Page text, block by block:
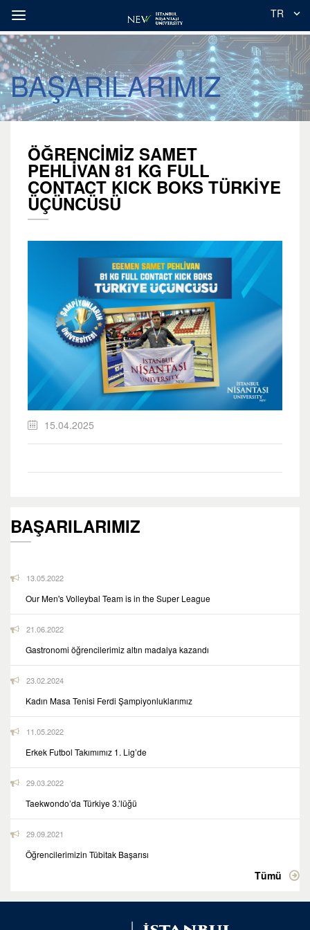
TR
BAŞARILARIMIZ
ÖĞRENCİMİZ SAMET
PEHLİVAN 81 KG FULL
CONTACT KICK BOKS TÜRKİYE
ÜÇÜNCÜSÜ
15.04.2025
BAŞARILARIMIZ
13.05.2022
Our Men's Volleybal Team is in the Super League
21.06.2022
Gastronomi öğrencilerimiz altın madalya kazandı
23.02.2024
Kadın Masa Tenisi Ferdi Şampiyonluklarımız
11.05.2022
Erkek Futbol Takımımız 1. Lig’de
29.03.2022
Taekwondo’da Türkiye 3.’lüğü
29.09.2021
Öğrencilerimizin Tübitak Başarısı
Tümü